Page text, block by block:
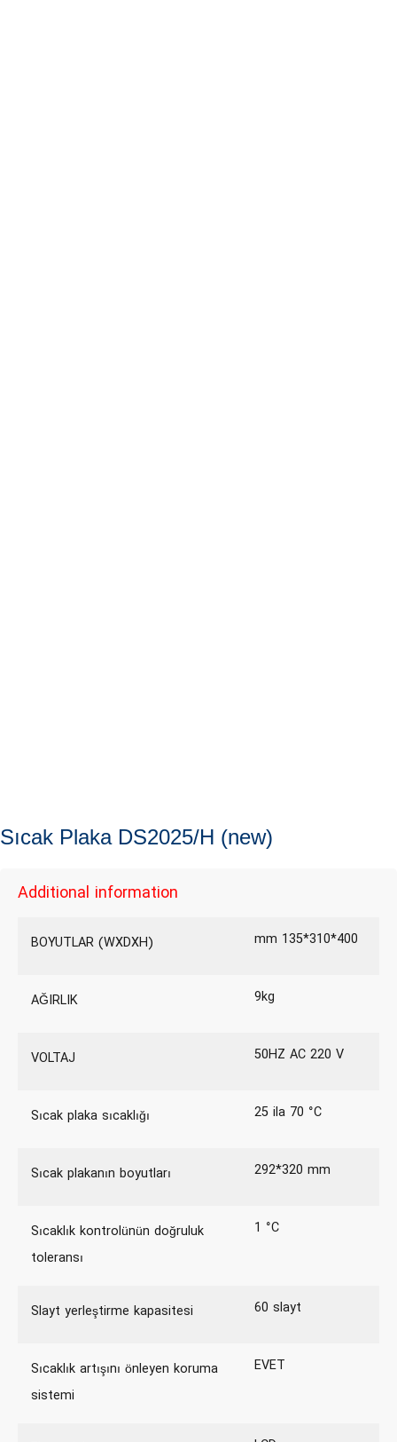
Sıcak Plaka DS2025/H (new)
Additional information
BOYUTLAR (WXDXH) mm 135*310*400
AĞIRLIK 9kg
VOLTAJ 50HZ AC 220 V
Sıcak plaka sıcaklığı 25 ila 70 °C
Sıcak plakanın boyutları 292*320 mm
Sıcaklık kontrolünün doğruluk
toleransı
1 °C
Slayt yerleştirme kapasitesi 60 slayt
Sıcaklık artışını önleyen koruma
sistemi
EVET